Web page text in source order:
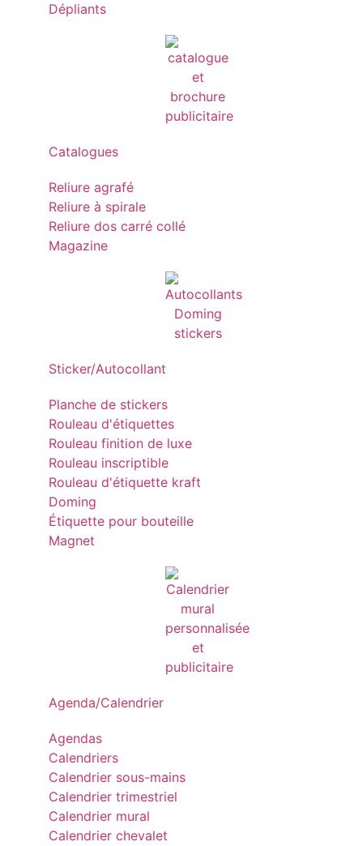
Dépliants
Catalogues
Reliure agrafé
Reliure à spirale
Reliure dos carré collé
Magazine
Sticker/Autocollant
Planche de stickers
Rouleau d'étiquettes
Rouleau finition de luxe
Rouleau inscriptible
Rouleau d'étiquette kraft
Doming
Étiquette pour bouteille
Magnet
Agenda/Calendrier
Agendas
Calendriers
Calendrier sous-mains
Calendrier trimestriel
Calendrier mural
Calendrier chevalet